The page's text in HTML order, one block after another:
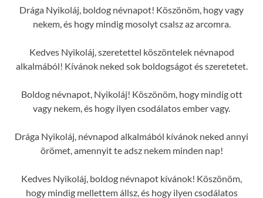
Drága Nyikoláj, boldog névnapot! Köszönöm, hogy vagy
nekem, és hogy mindig mosolyt csalsz az arcomra.
Kedves Nyikoláj, szeretettel köszöntelek névnapod
alkalmából! Kívánok neked sok boldogságot és szeretetet.
Boldog névnapot, Nyikoláj! Köszönöm, hogy mindig ott
vagy nekem, és hogy ilyen csodálatos ember vagy.
Drága Nyikoláj, névnapod alkalmából kívánok neked annyi
örömet, amennyit te adsz nekem minden nap!
Kedves Nyikoláj, boldog névnapot kívánok! Köszönöm,
hogy mindig mellettem állsz, és hogy ilyen csodálatos